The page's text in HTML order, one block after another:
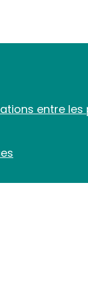
entre